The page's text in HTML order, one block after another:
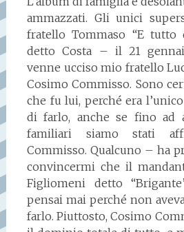
ammazzati. Gli unici
fratello Tommaso “E
detto Costa – il 21
venne ucciso mio fratello
Cosimo Commisso. Sono
che fu lui, perché era
di farlo, anche se fino
familiari siamo stati
Commisso. Qualcuno – ha
convincermi che il
Figliomeni detto
pensai mai perché non
farlo. Piuttosto, Cosimo